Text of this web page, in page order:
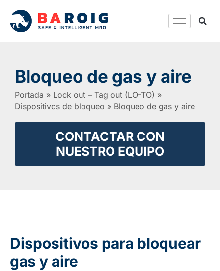
Bloqueo de gas y aire
Portada » Lock out – Tag out (LO-TO) »
Dispositivos de bloqueo » Bloqueo de gas y aire
CONTACTAR CON
NUESTRO EQUIPO
Dispositivos para bloquear
gas y aire